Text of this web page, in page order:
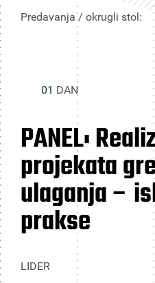
Predavanja / okrugli stol:
01 DAN
PANEL:
projekata
ulaganja –
prakse
LIDER